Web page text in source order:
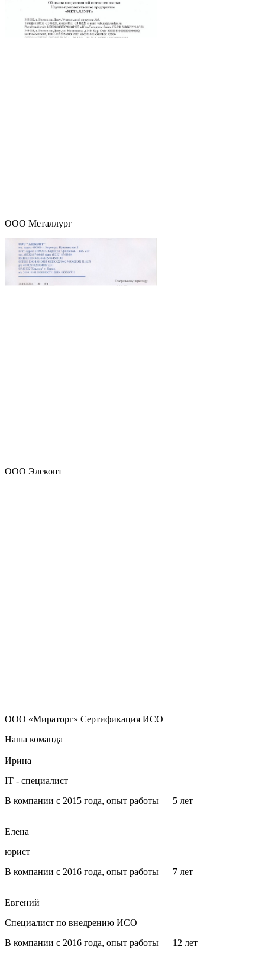
ООО Металлург
ООО Элеконт
ООО «Мираторг» Сертификация ИСО
Наша команда
Ирина
IT - специалист
В компании с 2015 года, опыт работы — 5 лет
Елена
юрист
В компании с 2016 года, опыт работы — 7 лет
Евгений
Специалист по внедрению ИСО
В компании с 2016 года, опыт работы — 12 лет